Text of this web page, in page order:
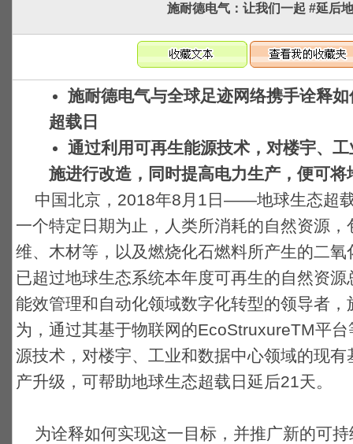
施耐德电气：让我们一起 #延后
施耐德电气与全球足迹网络携手诠释
超载日
通过利用可再生能源技术，对楼宇、
施进行改造，同时提高电力生产，便可
中国北京，2018年8月1日——地球生态超
一个特定日期为止，人类所消耗的自然资源，
维、木材等，以及燃烧化石燃料所产生的二氧
已超过地球生态系统本年度可再生的自然资源
能效管理和自动化领域数字化转型的领导者，
为，通过其基于物联网的EcoStruxureTM平
源技术，对楼宇、工业和数据中心领域的现
产升级，可帮助地球生态超载日延后21天。
为诠释如何实现这一目标，并推广新的可